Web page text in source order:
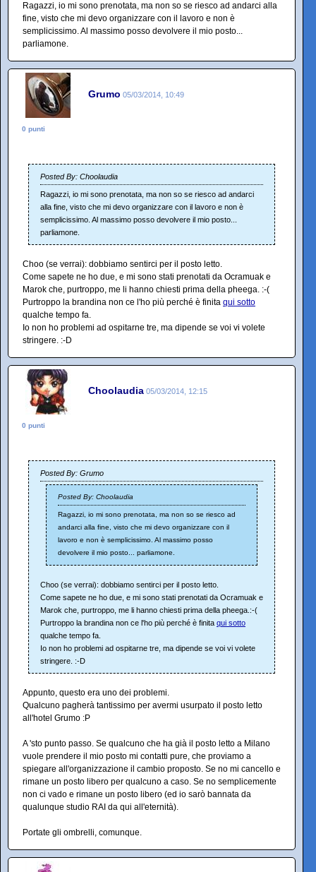
Ragazzi, io mi sono prenotata, ma non so se riesco ad andarci alla
fine, visto che mi devo organizzare con il lavoro e non è
semplicissimo. Al massimo posso devolvere il mio posto...
parliamone.
Grumo 05/03/2014, 10:49
0 punti
Posted By: Choolaudia
Ragazzi, io mi sono prenotata, ma non so se riesco ad andarci
alla fine, visto che mi devo organizzare con il lavoro e non è
semplicissimo. Al massimo posso devolvere il mio posto...
parliamone.
Choo (se verrai): dobbiamo sentirci per il posto letto.
Come sapete ne ho due, e mi sono stati prenotati da Ocramuak e
Marok che, purtroppo, me li hanno chiesti prima della pheega. :-(
Purtroppo la brandina non ce l'ho più perché è finita qui sotto
qualche tempo fa.
Io non ho problemi ad ospitarne tre, ma dipende se voi vi volete
stringere. :-D
Choolaudia 05/03/2014, 12:15
0 punti
Posted By: Grumo
Posted By: Choolaudia
Ragazzi, io mi sono prenotata, ma non so se riesco ad
andarci alla fine, visto che mi devo organizzare con il
lavoro e non è semplicissimo. Al massimo posso
devolvere il mio posto... parliamone.
Choo (se verrai): dobbiamo sentirci per il posto letto.
Come sapete ne ho due, e mi sono stati prenotati da Ocramuak e
Marok che, purtroppo, me li hanno chiesti prima della pheega.:-(
Purtroppo la brandina non ce l'ho più perché è finita qui sotto
qualche tempo fa.
Io non ho problemi ad ospitarne tre, ma dipende se voi vi volete
stringere. :-D
Appunto, questo era uno dei problemi.
Qualcuno pagherà tantissimo per avermi usurpato il posto letto
all'hotel Grumo :P
A 'sto punto passo. Se qualcuno che ha già il posto letto a Milano
vuole prendere il mio posto mi contatti pure, che proviamo a
spiegare all'organizzazione il cambio proposto. Se no mi cancello e
rimane un posto libero per qualcuno a caso. Se no semplicemente
non ci vado e rimane un posto libero (ed io sarò bannata da
qualunque studio RAI da qui all'eternità).
Portate gli ombrelli, comunque.